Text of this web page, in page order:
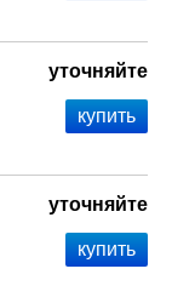
уточняйте
уточняйте